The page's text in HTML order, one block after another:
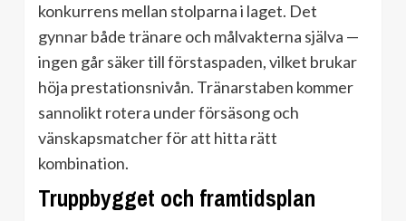
konkurrens mellan stolparna i laget. Det
gynnar både tränare och målvakterna själva —
ingen går säker till förstaspaden, vilket brukar
höja prestationsnivån. Tränarstaben kommer
sannolikt rotera under försäsong och
vänskapsmatcher för att hitta rätt
kombination.
Truppbygget och framtidsplan